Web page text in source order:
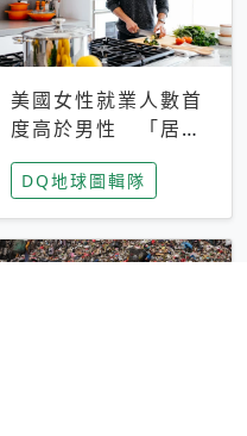
美國女性就業人數首
度高於男性 「居家
男友」成為社群新趨
勢
DQ地球圖輯隊